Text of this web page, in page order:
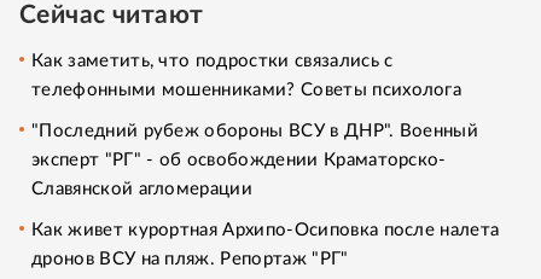
Сейчас читают
Как заметить, что подростки связались с
телефонными мошенниками? Советы психолога
"Последний рубеж обороны ВСУ в ДНР". Военный
эксперт "РГ" - об освобождении Краматорско-
Славянской агломерации
Как живет курортная Архипо-Осиповка после налета
дронов ВСУ на пляж. Репортаж "РГ"